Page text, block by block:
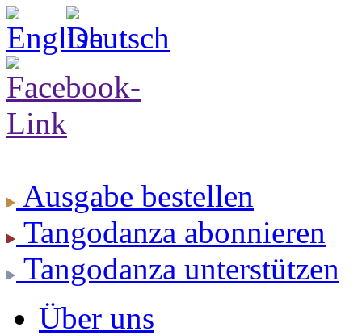
Ausgabe bestellen
Tangodanza abonnieren
Tangodanza unterstützen
Über uns